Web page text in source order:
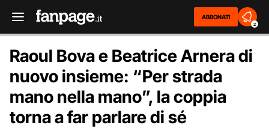
ABBONATI
2
Raoul Bova e Beatrice Arnera di
nuovo insieme: “Per strada
mano nella mano”, la coppia
torna a far parlare di sé